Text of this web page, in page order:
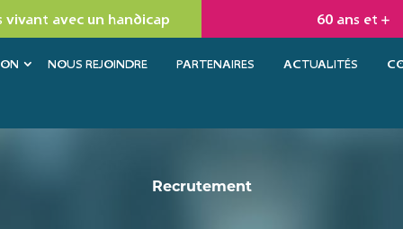
vivant avec un handicap 60 ans et +
NOUS REJOINDRE PARTENAIRES ACTUALITÉS
Recrutement